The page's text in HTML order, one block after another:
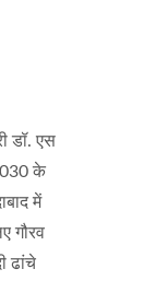
डॉ. एस
के
में
गौरव
ढांचे